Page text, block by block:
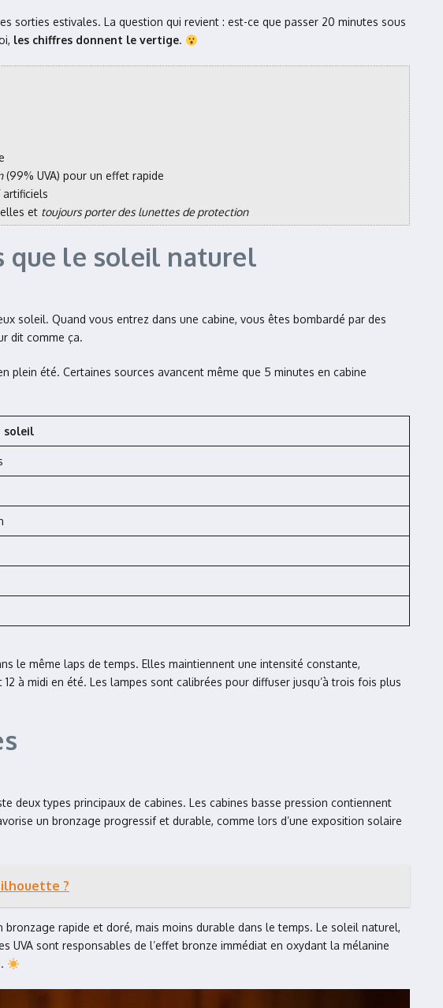
sorties estivales. La question qui revient : est-ce que passer 20 minutes sous
les chiffres donnent le vertige.
(99% UVA) pour un effet rapide
et toujours porter des lunettes de protection
que le soleil naturel
soleil. Quand vous entrez dans une cabine, vous êtes bombardé par des
dit comme ça.
plein été. Certaines sources avancent même que 5 minutes en cabine
soleil
le même laps de temps. Elles maintiennent une intensité constante,
à midi en été. Les lampes sont calibrées pour diffuser jusqu’à trois fois plus
deux types principaux de cabines. Les cabines basse pression contiennent
un bronzage progressif et durable, comme lors d’une exposition solaire
?
rapide et doré, mais moins durable dans le temps. Le soleil naturel,
UVA sont responsables de l’effet bronze immédiat en oxydant la mélanine